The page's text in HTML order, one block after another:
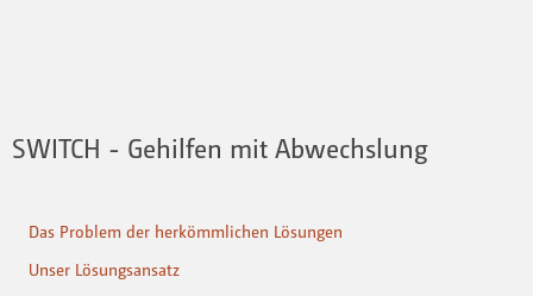
SWITCH - Gehilfen mit Abwechslung
Das Problem der herkömmlichen Lösungen
Unser Lösungsansatz